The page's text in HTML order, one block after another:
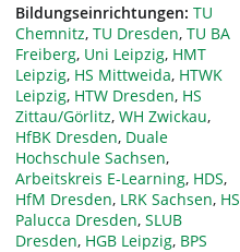
Bildungseinrichtungen: TU
Chemnitz, TU Dresden, TU BA
Freiberg, Uni Leipzig, HMT
Leipzig, HS Mittweida, HTWK
Leipzig, HTW Dresden, HS
Zittau/Görlitz, WH Zwickau,
HfBK Dresden, Duale
Hochschule Sachsen,
Arbeitskreis E-Learning, HDS,
HfM Dresden, LRK Sachsen, HS
Palucca Dresden, SLUB
Dresden, HGB Leipzig, BPS